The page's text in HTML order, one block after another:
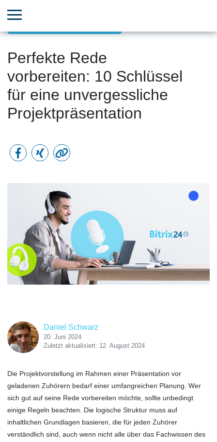
Perfekte Rede
vorbereiten: 10 Schlüssel
für eine unvergessliche
Projektpräsentation
Daniel Schwarz
20. Juni 2024
Zuletzt aktualisiert: 12. August 2024
Die Projektvorstellung im Rahmen einer Präsentation vor
geladenen Zuhörern bedarf einer umfangreichen Planung. Wer
sich gut auf seine Rede vorbereiten möchte, sollte unbedingt
einige Regeln beachten. Die logische Struktur muss auf
inhaltlichen Grundlagen basieren, die für jeden Zuhörer
verständlich sind, auch wenn nicht alle über das Fachwissen des